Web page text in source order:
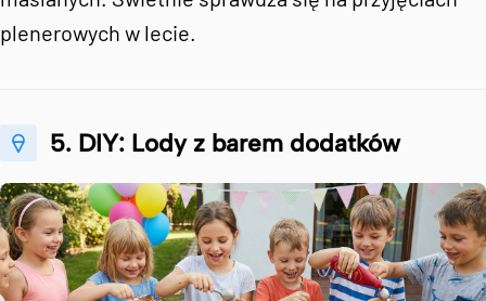
plenerowych w lecie.
5. DIY: Lody z barem dodatków